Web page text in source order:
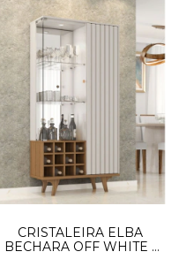
CRISTALEIRA ELBA
BECHARA OFF WHITE /